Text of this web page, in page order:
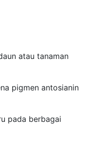
atau tanaman
pigmen antosianin
pada berbagai